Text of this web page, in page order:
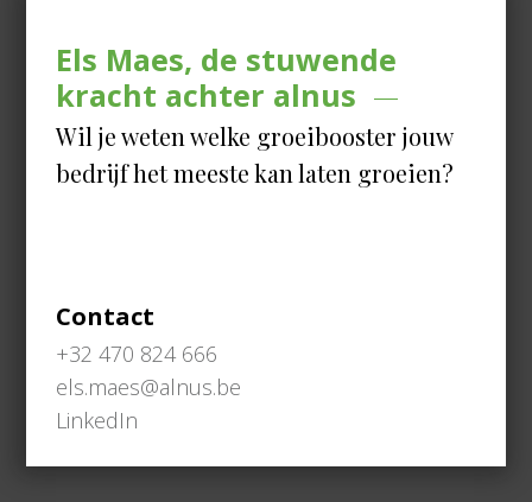
Els Maes, de stuwende
kracht achter alnus
Wil je weten welke groeibooster jouw
bedrijf het meeste kan laten groeien?
Contact
+32 470 824 666
els.maes@alnus.be
LinkedIn